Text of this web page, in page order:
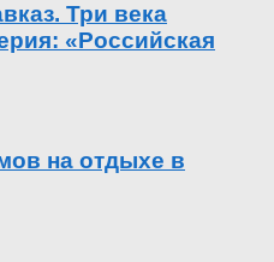
Три века
«Российская
на отдыхе в